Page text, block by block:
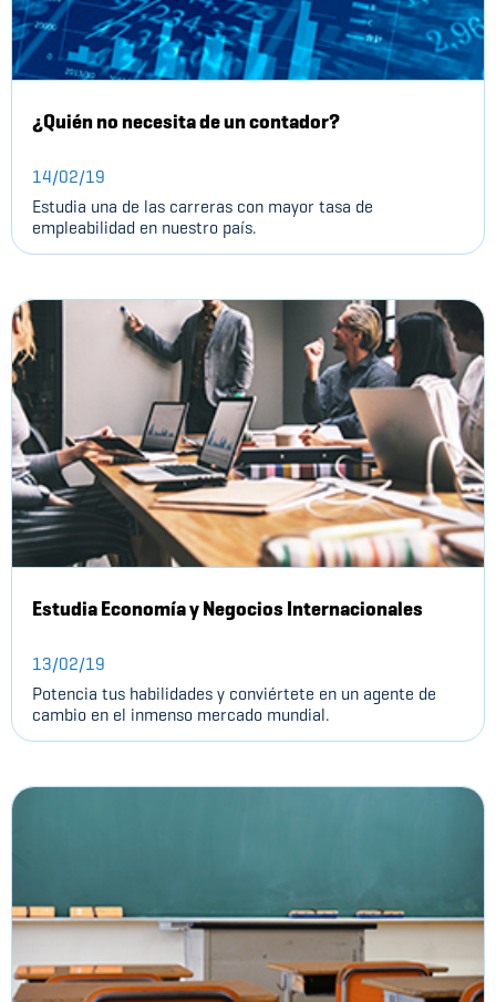
¿Quién no necesita de un contador?
14/02/19
Estudia una de las carreras con mayor tasa de
empleabilidad en nuestro país.
Estudia Economía y Negocios Internacionales
13/02/19
Potencia tus habilidades y conviértete en un agente de
cambio en el inmenso mercado mundial.